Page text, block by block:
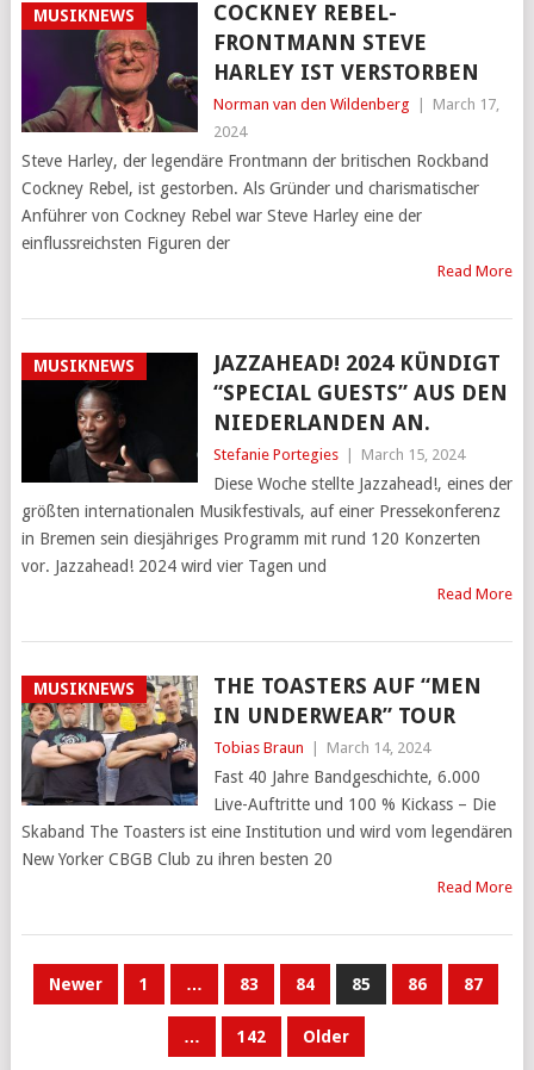
MUSIKNEWS
COCKNEY REBEL-
FRONTMANN STEVE
HARLEY IST VERSTORBEN
Norman van den Wildenberg
March 17,
2024
Steve Harley, der legendäre Frontmann der britischen Rockband
Cockney Rebel, ist gestorben. Als Gründer und charismatischer
Anführer von Cockney Rebel war Steve Harley eine der
einflussreichsten Figuren der
Read More
MUSIKNEWS
JAZZAHEAD! 2024 KÜNDIGT
“SPECIAL GUESTS” AUS DEN
NIEDERLANDEN AN.
Stefanie Portegies March 15, 2024
Diese Woche stellte Jazzahead!, eines der
größten internationalen Musikfestivals, auf einer Pressekonferenz
in Bremen sein diesjähriges Programm mit rund 120 Konzerten
vor. Jazzahead! 2024 wird vier Tagen und
Read More
MUSIKNEWS
THE TOASTERS AUF “MEN
IN UNDERWEAR” TOUR
Tobias Braun March 14, 2024
Fast 40 Jahre Bandgeschichte, 6.000
Live-Auftritte und 100 % Kickass – Die
Skaband The Toasters ist eine Institution und wird vom legendären
New Yorker CBGB Club zu ihren besten 20
Read More
POSTS
PAGINATION
Newer 1 … 83 84 85 86 87
… 142 Older